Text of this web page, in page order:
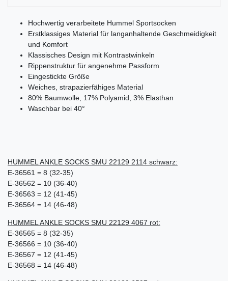
Hochwertig verarbeitete Hummel Sportsocken
Erstklassiges Material für langanhaltende Geschmeidigkeit
und Komfort
Klassisches Design mit Kontrastwinkeln
Rippenstruktur für angenehme Passform
Eingestickte Größe
Weiches, strapazierfähiges Material
80% Baumwolle, 17% Polyamid, 3% Elasthan
Waschbar bei 40°
HUMMEL ANKLE SOCKS SMU 22129 2114 schwarz:
E-36561 = 8 (32-35)
E-36562 = 10 (36-40)
E-36563 = 12 (41-45)
E-36564 = 14 (46-48)
HUMMEL ANKLE SOCKS SMU 22129 4067 rot:
E-36565 = 8 (32-35)
E-36566 = 10 (36-40)
E-36567 = 12 (41-45)
E-36568 = 14 (46-48)